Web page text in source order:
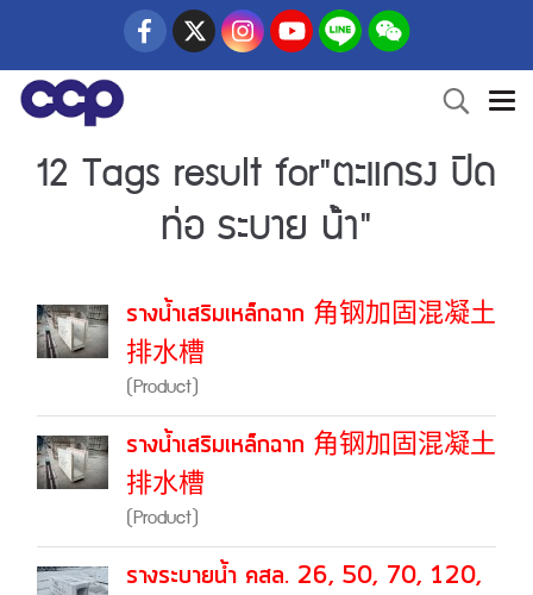
12 Tags result for"ตะแกรง ปิด
ท่อ ระบาย น้ํา"
รางน้ำเสริมเหล็กฉาก 角钢加固混凝土
排水槽
(Product)
รางน้ำเสริมเหล็กฉาก 角钢加固混凝土
排水槽
(Product)
รางระบายน้ำ คสล. 26, 50, 70, 120,